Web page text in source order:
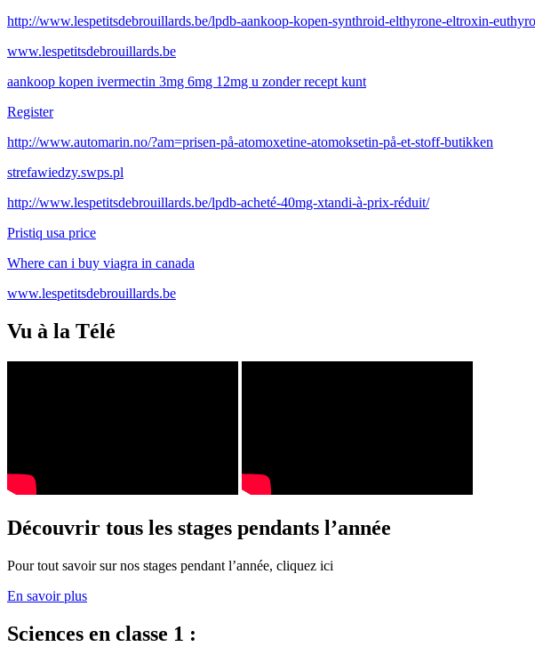
http://www.lespetitsdebrouillards.be/lpdb-aankoop-kopen-synthroid-elthyrone-eltroxin-
www.lespetitsdebrouillards.be
aankoop kopen ivermectin 3mg 6mg 12mg u zonder recept kunt
Register
http://www.automarin.no/?am=prisen-på-atomoxetine-atomoksetin-på-et-stoff-butikken
strefawiedzy.swps.pl
http://www.lespetitsdebrouillards.be/lpdb-acheté-40mg-xtandi-à-prix-réduit/
Pristiq usa price
Where can i buy viagra in canada
www.lespetitsdebrouillards.be
Vu à la Télé
Découvrir tous les stages pendants l’année
Pour tout savoir sur nos stages pendant l’année, cliquez ici
En savoir plus
Sciences en classe 1 :